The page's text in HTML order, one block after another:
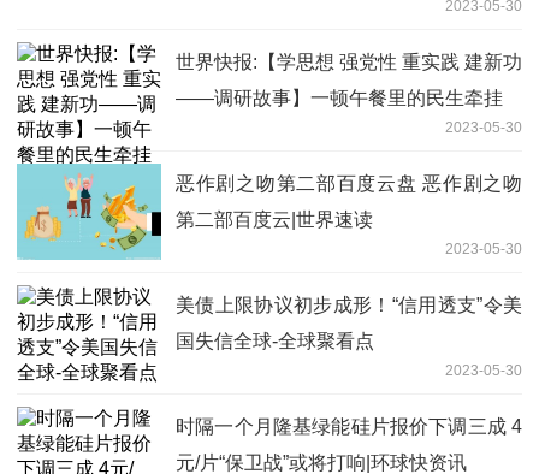
2023-05-30
世界快报:【学思想 强党性 重实践 建新功
——调研故事】一顿午餐里的民生牵挂
2023-05-30
恶作剧之吻第二部百度云盘 恶作剧之吻
第二部百度云|世界速读
2023-05-30
美债上限协议初步成形！“信用透支”令美
国失信全球-全球聚看点
2023-05-30
时隔一个月隆基绿能硅片报价下调三成 4
元/片“保卫战”或将打响|环球快资讯